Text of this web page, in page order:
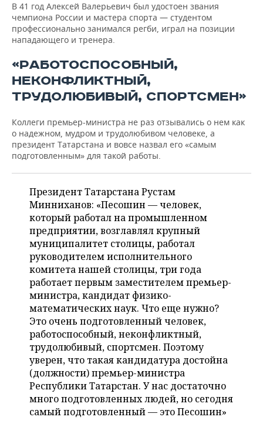
В 41 год Алексей Валерьевич был удостоен звания
чемпиона России и мастера спорта — студентом
профессионально занимался регби, играл на позиции
нападающего и тренера.
«РАБОТОСПОСОБНЫЙ,
НЕКОНФЛИКТНЫЙ,
ТРУДОЛЮБИВЫЙ, СПОРТСМЕН»
Коллеги премьер-министра не раз отзывались о нем как
о надежном, мудром и трудолюбивом человеке, а
президент Татарстана и вовсе назвал его «самым
подготовленным» для такой работы.
Президент Татарстана Рустам
Минниханов: «Песошин — человек,
который работал на промышленном
предприятии, возглавлял крупный
муниципалитет столицы, работал
руководителем исполнительного
комитета нашей столицы, три года
работает первым заместителем премьер-
министра, кандидат физико-
математических наук. Что еще нужно?
Это очень подготовленный человек,
работоспособный, неконфликтный,
трудолюбивый, спортсмен. Поэтому
уверен, что такая кандидатура достойна
(должности) премьер-министра
Республики Татарстан. У нас достаточно
много подготовленных людей, но сегодня
самый подготовленный — это Песошин»